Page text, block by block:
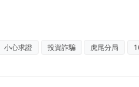
小心求證 投資詐騙 虎尾分局